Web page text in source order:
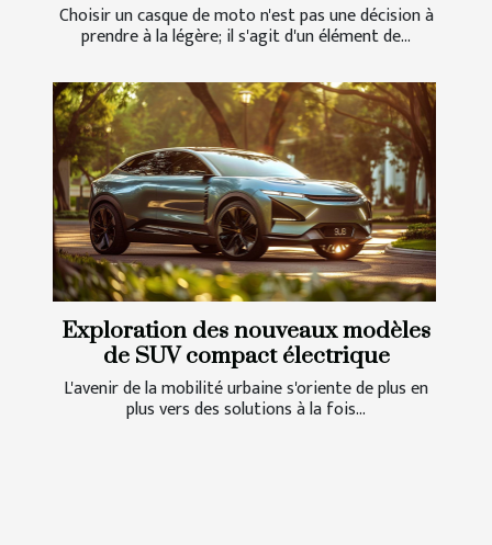
Choisir un casque de moto n'est pas une décision à
prendre à la légère; il s'agit d'un élément de...
Exploration des nouveaux modèles
de SUV compact électrique
L'avenir de la mobilité urbaine s'oriente de plus en
plus vers des solutions à la fois...